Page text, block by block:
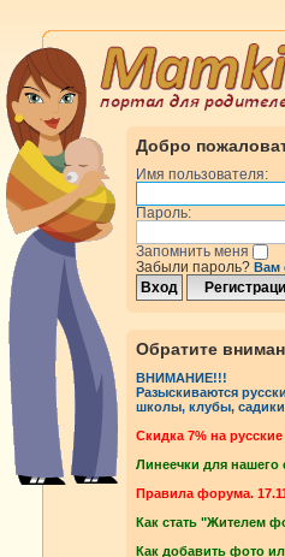
Добро
Имя пользователя:
Пароль:
Запомнить меня
Забыли пароль? Вам
Обратите
ВНИМАНИЕ!!!
Разыскиваются
школы, клубы,
Cкидка 7% на русские
Линеечки для нашего
Правила форума.
Как стать "Жителем
Как добавить фото